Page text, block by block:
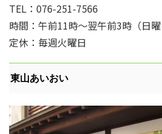
TEL：076-251-7566
時間：午前11時～翌午前3時（日曜
定休：毎週火曜日
東山あいおい